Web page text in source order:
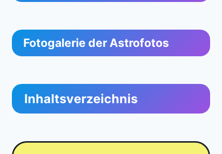
Fotogalerie der Astrofotos
Inhaltsverzeichnis